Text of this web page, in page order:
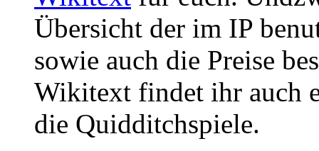
Übersicht der im IP
sowie auch die Preise
Wikitext findet ihr auch
die Quidditchspiele.